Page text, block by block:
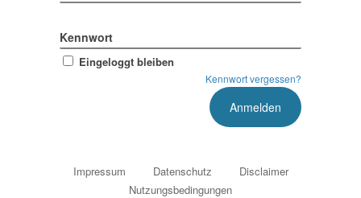
Kennwort
Eingeloggt bleiben
Kennwort vergessen?
Impressum Datenschutz
Disclaimer
Nutzungsbedingungen